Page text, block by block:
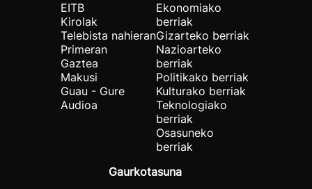
EITB
Kirolak
Telebista nahieran
Primeran
Gaztea
Makusi
Guau - Gure
Audioa
Ekonomiako
berriak
Gizarteko berriak
Nazioarteko
berriak
Politikako berriak
Kulturako berriak
Teknologiako
berriak
Osasuneko
berriak
Gaurkotasuna